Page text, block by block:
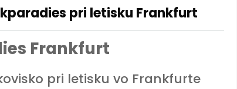
pri letisku Frankfurt
Frankfurt
pri letisku vo Frankfurte